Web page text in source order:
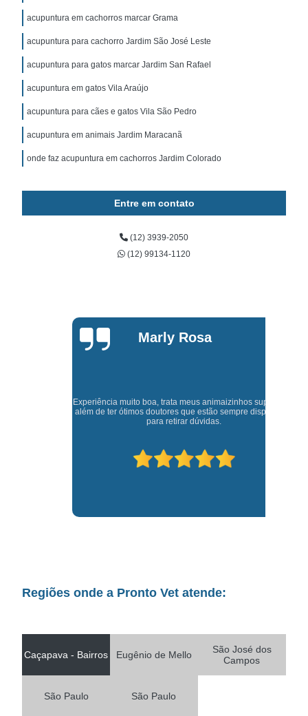
acupuntura em cachorros marcar Grama
acupuntura para cachorro Jardim São José Leste
acupuntura para gatos marcar Jardim San Rafael
acupuntura em gatos Vila Araújo
acupuntura para cães e gatos Vila São Pedro
acupuntura em animais Jardim Maracanã
onde faz acupuntura em cachorros Jardim Colorado
Entre em contato
(12) 3939-2050
(12) 99134-1120
Marly Rosa
Experiência muito boa, trata meus animaizinhos super bem
além de ter ótimos doutores que estão sempre disponíveis
para retirar dúvidas.
Regiões onde a Pronto Vet atende:
Caçapava - Bairros Eugênio de Mello
São José dos
Campos
São Paulo São Paulo